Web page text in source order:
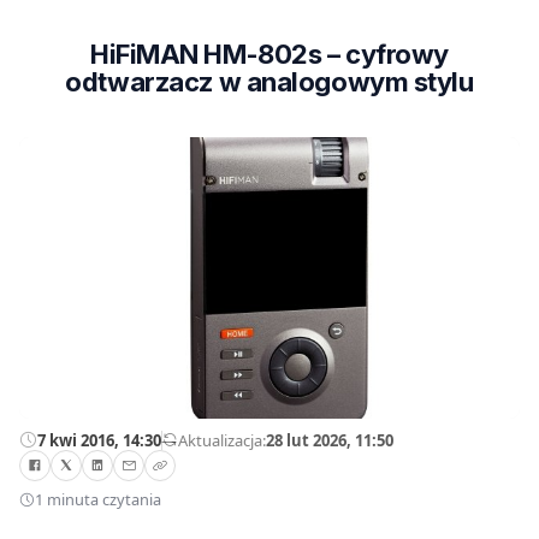
HiFiMAN HM-802s – cyfrowy
odtwarzacz w analogowym stylu
7 kwi 2016, 14:30—Aktualizacja:28 lut 2026, 11:50
1 minuta czytania